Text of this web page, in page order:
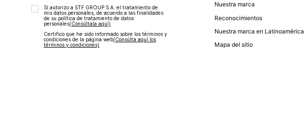
Sí autorizo a STF GROUP S.A. el tratamiento de
mis datos personales, de acuerdo a las finalidades
de su política de tratamiento de datos
personales‎(Consúltala aquí)
Certifico que he sido informado sobre los términos y
condiciones de la página web‎(Consúlta aquí los
términos y condiciones)
Nuestra marca
Reconocimientos
Nuestra marca en Latinoamérica
Mapa del sitio